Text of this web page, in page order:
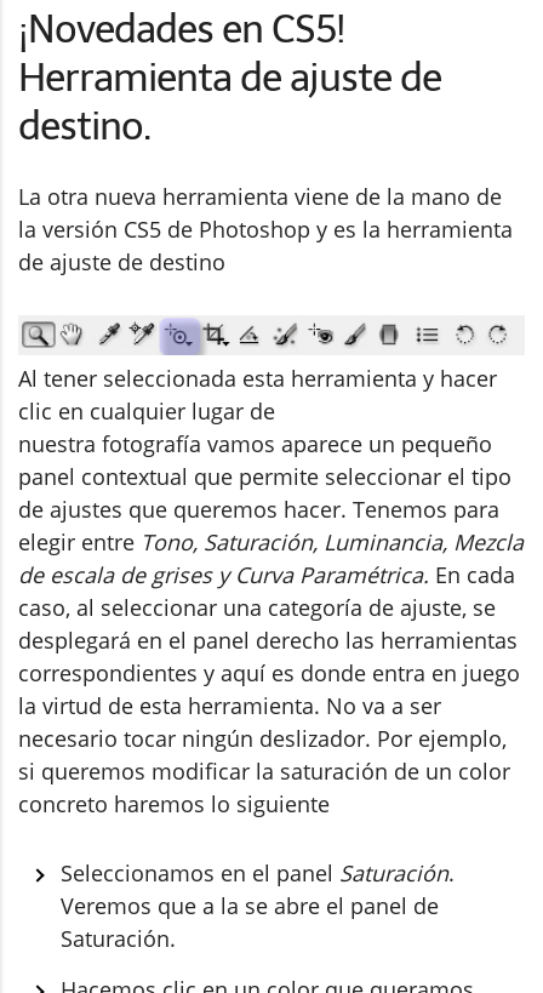
¡Novedades en CS5!
Herramienta de ajuste de
destino.
La otra nueva herramienta viene de la mano de
la versión CS5 de Photoshop y es la herramienta
de ajuste de destino
Al tener seleccionada esta herramienta y hacer
clic en cualquier lugar de
nuestra fotografía vamos aparece un pequeño
panel contextual que permite seleccionar el tipo
de ajustes que queremos hacer. Tenemos para
elegir entre Tono, Saturación, Luminancia, Mezcla
de escala de grises y Curva Paramétrica. En cada
caso, al seleccionar una categoría de ajuste, se
desplegará en el panel derecho las herramientas
correspondientes y aquí es donde entra en juego
la virtud de esta herramienta. No va a ser
necesario tocar ningún deslizador. Por ejemplo,
si queremos modificar la saturación de un color
concreto haremos lo siguiente
Seleccionamos en el panel Saturación.
Veremos que a la se abre el panel de
Saturación.